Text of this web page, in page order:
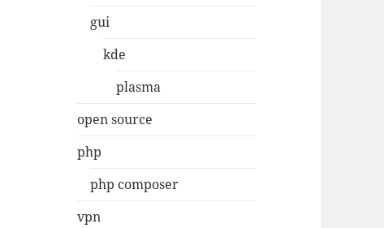
gui
kde
plasma
open source
php
php composer
vpn